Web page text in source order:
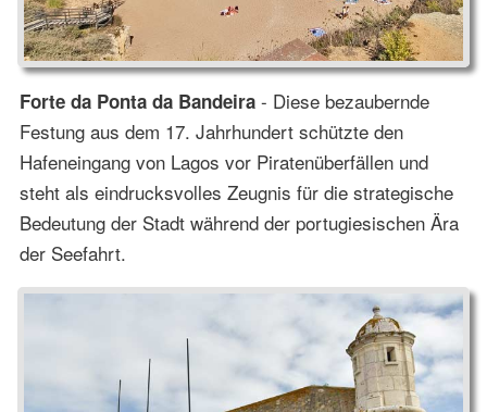
Forte da Ponta da Bandeira- Diese bezaubernde
Festung aus dem 17. Jahrhundert schützte den
Hafeneingang von Lagos vor Piratenüberfällen und
steht als eindrucksvolles Zeugnis für die strategische
Bedeutung der Stadt während der portugiesischen Ära
der Seefahrt.